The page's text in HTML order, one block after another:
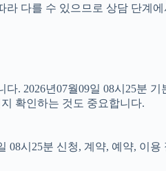
다를 수 있으므로 상담 단계
. 2026년07월09일 08시25분
확인하는 것도 중요합니다.
시25분 신청, 계약, 예약, 이